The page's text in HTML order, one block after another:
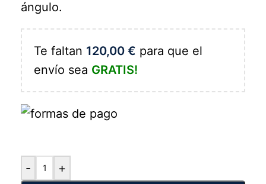
ángulo.
Te faltan 120,00 € para que el
envío sea GRATIS!
- +